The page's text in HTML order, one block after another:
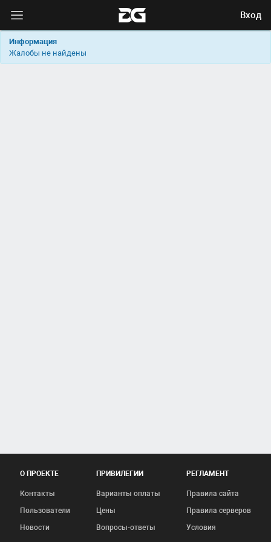
Вход
Информация
Жалобы не найдены
О ПРОЕКТЕ
Контакты
Пользователи
Новости
ПРИВИЛЕГИИ
Варианты оплаты
Цены
Вопросы-ответы
РЕГЛАМЕНТ
Правила сайта
Правила серверов
Условия